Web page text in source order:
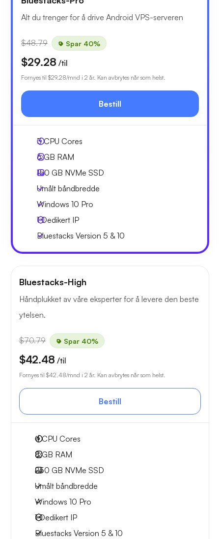
Alt du trenger for å drive Android VPS-serveren
$48.79 Spar 40%
$29.28 /til
Fornyes til $29.28/mnd i 2 år. Kan avbrytes når som helst.
Bestill
3CPU Cores
6 GB RAM
150 GB NVMe SSD
Umålt båndbredde
Windows 10 Pro
1Dedikert IP
Bluestacks Version 5 & 10
Bluestacks-High
Håndplukket av våre eksperter for å levere den beste
ytelsen.
$70.79 Spar 40%
$42.48 /til
Fornyes til $42.48/mnd i 2 år. Kan avbrytes når som helst.
Bestill
4CPU Cores
8 GB RAM
250 GB NVMe SSD
Umålt båndbredde
Windows 10 Pro
1Dedikert IP
Bluestacks Version 5 & 10